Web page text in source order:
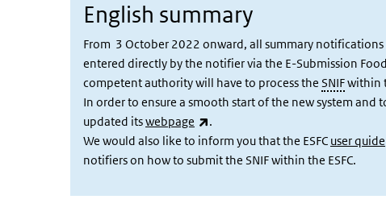
English summary
From 3 October 2022 onward, all summary
entered directly by the notifier via the E-Submission
competent authority will have to process the SNIFwithin
In order to ensure a smooth start of the new system
updated itswebpage (externe link)
.
We would also like to inform you that the ESFC user quide
notifiers on how to submit the SNIF within the ESFC.